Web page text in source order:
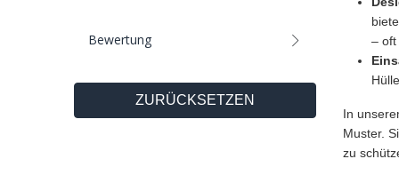
Bewertung
ZURÜCKSETZEN
– oft
In
Muster.
zu